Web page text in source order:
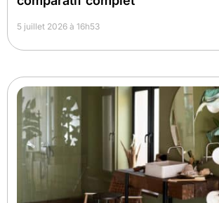
5 juillet 2026 à 16h53